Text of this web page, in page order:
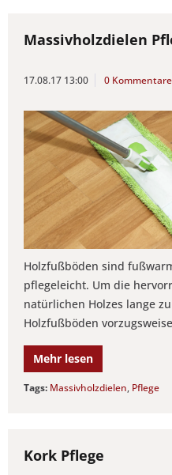
Massivholzdielen
17.08.17 13:00 0 Kommentare
Holzfußböden sind
pflegeleicht. Um die
natürlichen Holzes lange
Holzfußböden
Mehr lesen
Tags: Massivholzdielen, Pflege
Kork Pflege